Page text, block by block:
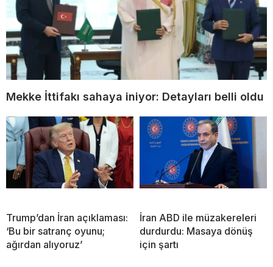
Mekke İttifakı sahaya iniyor: Detayları belli oldu
Trump’dan İran açıklaması:
‘Bu bir satranç oyunu;
ağırdan alıyoruz’
İran ABD ile müzakereleri
durdurdu: Masaya dönüş
için şartı